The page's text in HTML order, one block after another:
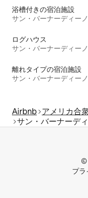
浴槽付きの宿泊施設
サン・バーナーディー
ログハウス
サン・バーナーディー
離れタイプの宿泊施設
サン・バーナーディー
Airbnb アメリカ合
サン・バーナーデ
©
プラ